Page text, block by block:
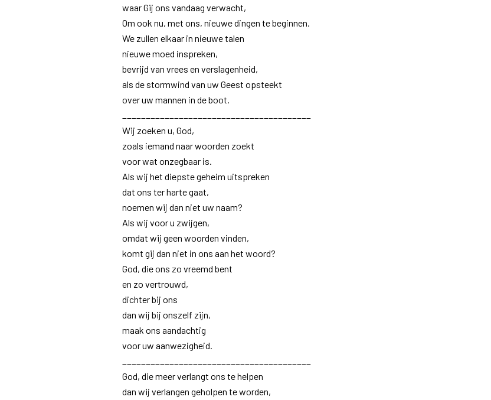
waar Gij ons vandaag verwacht,
Om ook nu, met ons, nieuwe dingen te beginnen.
We zullen elkaar in nieuwe talen
nieuwe moed inspreken,
bevrijd van vrees en verslagenheid,
als de stormwind van uw Geest opsteekt
over uw mannen in de boot.
Wij zoeken u, God,
zoals iemand naar woorden zoekt
voor wat onzegbaar is.
Als wij het diepste geheim uitspreken
dat ons ter harte gaat,
noemen wij dan niet uw naam?
Als wij voor u zwijgen,
omdat wij geen woorden vinden,
komt gij dan niet in ons aan het woord?
God, die ons zo vreemd bent
en zo vertrouwd,
dichter bij ons
dan wij bij onszelf zijn,
maak ons aandachtig
voor uw aanwezigheid.
God, die meer verlangt ons te helpen
dan wij verlangen geholpen te worden,